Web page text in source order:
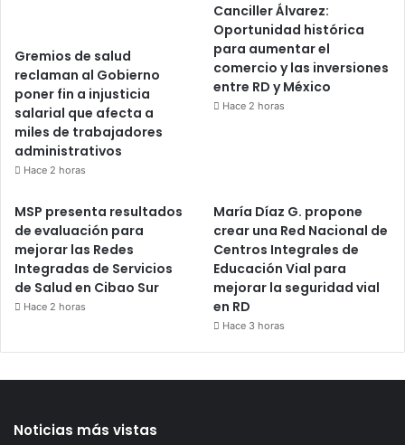
Gremios de salud
reclaman al Gobierno
poner fin a injusticia
salarial que afecta a
miles de trabajadores
administrativos
Hace 2 horas
Canciller Álvarez:
Oportunidad histórica
para aumentar el
comercio y las inversiones
entre RD y México
Hace 2 horas
MSP presenta resultados
de evaluación para
mejorar las Redes
Integradas de Servicios
de Salud en Cibao Sur
Hace 2 horas
María Díaz G. propone
crear una Red Nacional de
Centros Integrales de
Educación Vial para
mejorar la seguridad vial
en RD
Hace 3 horas
Noticias más vistas